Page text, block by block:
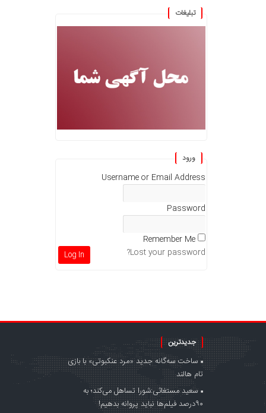
تبلیغات
ورود
Username or Email Address
Password
Lost your password?
جدیدترین
ساخت سه‌گانه جدید «مرد عنکبوتی» با بازی
تام هالند
سعید مستغاثی:شورا تساهل می‌کند؛ به
۹۰درصد فیلم‌ها نباید پروانه بدهیم!